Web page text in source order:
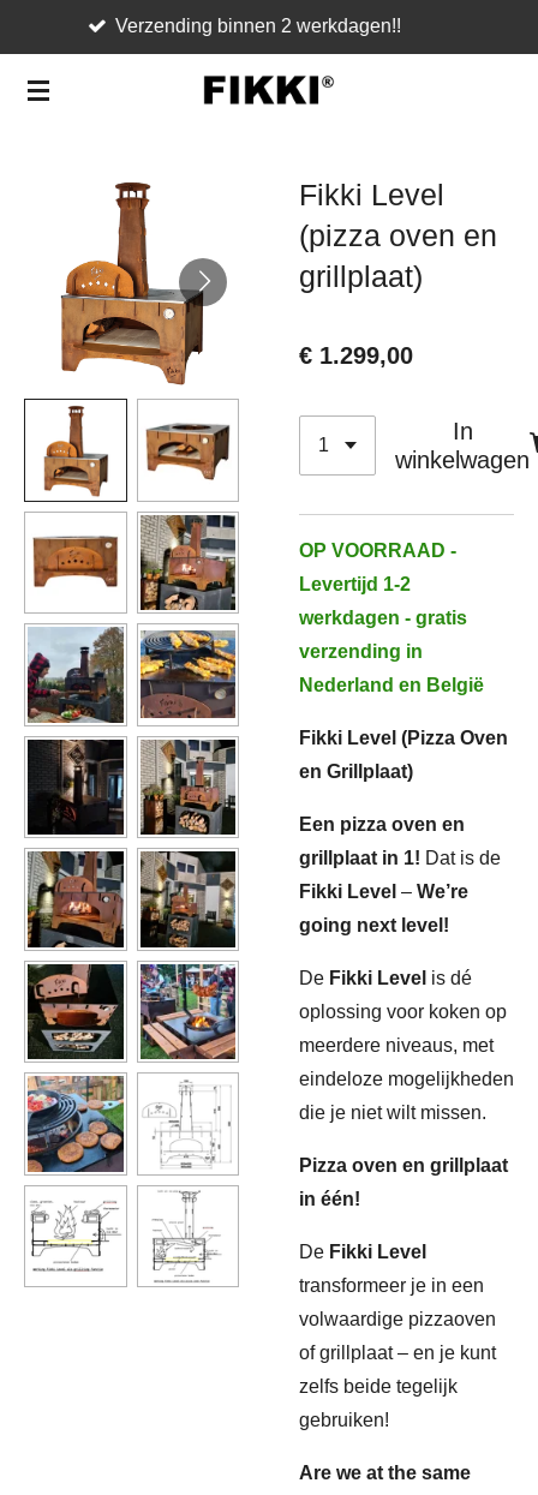
direct
naar
Geen verzendkosten in Nederland en België!!
Fikki Level
(pizza oven en
grillplaat)
€ 1.299,00
In
winkelwagen
OP VOORRAAD -
Levertijd 1-2
werkdagen - gratis
verzending in
Nederland en België
Fikki Level (Pizza Oven
en Grillplaat)
Een pizza oven en
grillplaat in 1! Dat is de
Fikki Level – We’re
going next level!
De Fikki Level is dé
oplossing voor koken op
meerdere niveaus, met
eindeloze mogelijkheden
die je niet wilt missen.
Pizza oven en grillplaat
in één!
De Fikki Level
transformeer je in een
volwaardige pizzaoven
of grillplaat – en je kunt
zelfs beide tegelijk
gebruiken!
Are we at the same